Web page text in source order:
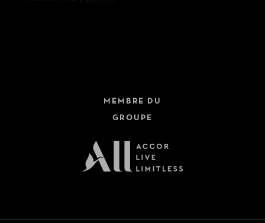
MEMBRE DU
GROUPE